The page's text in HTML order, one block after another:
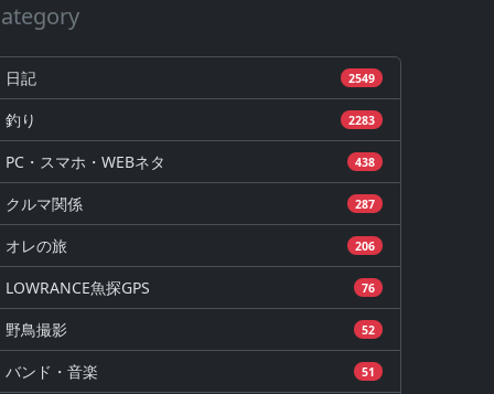
日記 2549
釣り 2283
PC・スマホ・WEBネタ 438
クルマ関係 287
オレの旅 206
LOWRANCE魚探GPS 76
野鳥撮影 52
バンド・音楽 51